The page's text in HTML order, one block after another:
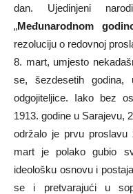
dan. Ujedinjeni
„Međunarodnom
rezoluciju o redovnoj
8. mart, umjesto
se, šezdesetih
odgojiteljice. Iako bez
1913. godine u Sarajevu,
održalo je prvu
mart je polako gubio
ideološku osnovu i
se i pretvarajući u